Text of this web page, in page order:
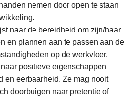
nemen door open te staan
naar de bereidheid om zijn/haar
en plannen aan te passen aan de
op de werkvloer.
positieve eigenschappen
en eerbaarheid. Ze mag nooit
doorbuigen naar pretentie of